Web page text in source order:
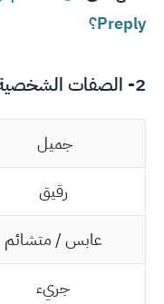
Preply؟
2- الصفات الشخصية الجسدية والعاطفية
جميل
رقيق
عابس / متشائم
جريء